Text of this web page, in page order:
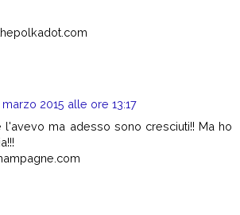
marzo 2015 alle ore 13:17
l'avevo ma adesso sono cresciuti!! Ma ho